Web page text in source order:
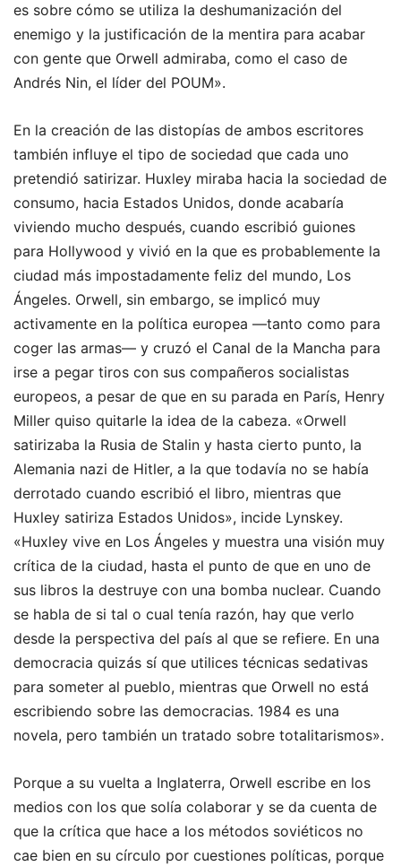
es sobre cómo se utiliza la deshumanización del
enemigo y la justificación de la mentira para acabar
con gente que Orwell admiraba, como el caso de
Andrés Nin, el líder del POUM».
En la creación de las distopías de ambos escritores
también influye el tipo de sociedad que cada uno
pretendió satirizar. Huxley miraba hacia la sociedad de
consumo, hacia Estados Unidos, donde acabaría
viviendo mucho después, cuando escribió guiones
para Hollywood y vivió en la que es probablemente la
ciudad más impostadamente feliz del mundo, Los
Ángeles. Orwell, sin embargo, se implicó muy
activamente en la política europea —tanto como para
coger las armas— y cruzó el Canal de la Mancha para
irse a pegar tiros con sus compañeros socialistas
europeos, a pesar de que en su parada en París, Henry
Miller quiso quitarle la idea de la cabeza. «Orwell
satirizaba la Rusia de Stalin y hasta cierto punto, la
Alemania nazi de Hitler, a la que todavía no se había
derrotado cuando escribió el libro, mientras que
Huxley satiriza Estados Unidos», incide Lynskey.
«Huxley vive en Los Ángeles y muestra una visión muy
crítica de la ciudad, hasta el punto de que en uno de
sus libros la destruye con una bomba nuclear. Cuando
se habla de si tal o cual tenía razón, hay que verlo
desde la perspectiva del país al que se refiere. En una
democracia quizás sí que utilices técnicas sedativas
para someter al pueblo, mientras que Orwell no está
escribiendo sobre las democracias. 1984 es una
novela, pero también un tratado sobre totalitarismos».
Porque a su vuelta a Inglaterra, Orwell escribe en los
medios con los que solía colaborar y se da cuenta de
que la crítica que hace a los métodos soviéticos no
cae bien en su círculo por cuestiones políticas, porque